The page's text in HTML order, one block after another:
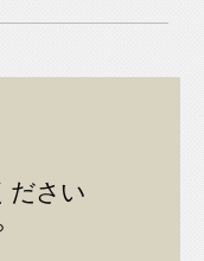
ださい